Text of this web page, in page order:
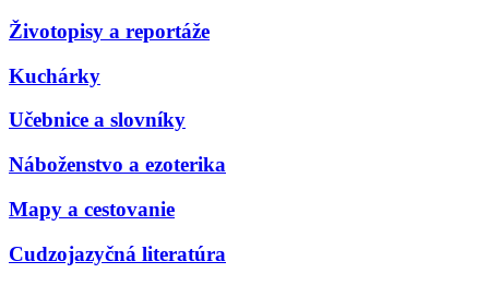
Životopisy a reportáže
Kuchárky
Učebnice a slovníky
Náboženstvo a ezoterika
Mapy a cestovanie
Cudzojazyčná literatúra